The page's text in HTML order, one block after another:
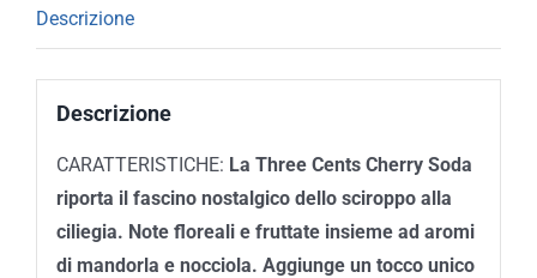
Descrizione
Descrizione
CARATTERISTICHE: La Three Cents Cherry Soda
riporta il fascino nostalgico dello sciroppo alla
ciliegia. Note floreali e fruttate insieme ad aromi
di mandorla e nocciola. Aggiunge un tocco unico